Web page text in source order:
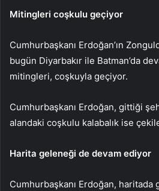
Mitingleri coşkulu geçiyor
Cumhurbaşkanı Erdoğan’ın
bugün Diyarbakır ile Batman’da
mitingleri, coşkuyla geçiyor.
Cumhurbaşkanı Erdoğan, gittiği
alandaki coşkulu kalabalık ise
Harita geleneği de devam ediyor
Cumhurbaşkanı Erdoğan,